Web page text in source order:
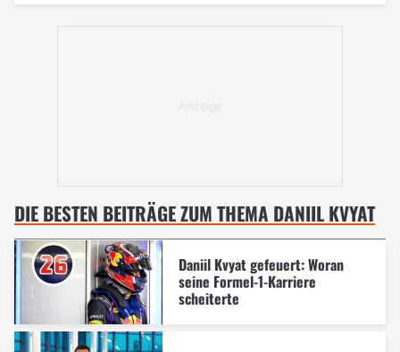
DIE BESTEN BEITRÄGE ZUM THEMA DANIIL KVYAT
Daniil Kvyat gefeuert: Woran
seine Formel-1-Karriere
scheiterte